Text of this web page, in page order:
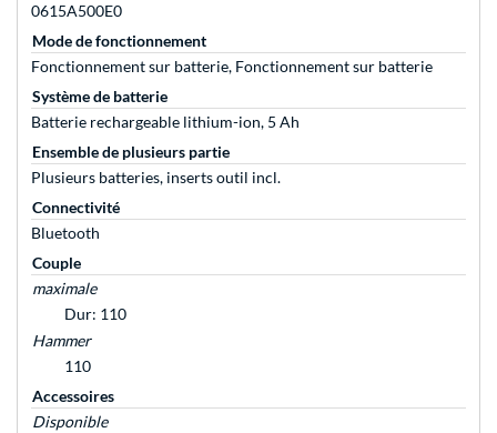
0615A500E0
Mode de fonctionnement
Fonctionnement sur batterie, Fonctionnement sur batterie
Système de batterie
Batterie rechargeable lithium-ion, 5 Ah
Ensemble de plusieurs partie
Plusieurs batteries, inserts outil incl.
Connectivité
Bluetooth
Couple
maximale
Dur: 110
Hammer
110
Accessoires
Disponible